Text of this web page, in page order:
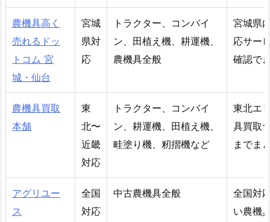
農機具高く
売れるドッ
トコム 宮
城・仙台
宮城
県対
応
トラクター、コンバイ
ン、田植え機、耕運機、
農機具全般
宮城県
応サー
確認で
農機具買取
本舗
東
北〜
近畿
対応
トラクター、コンバイ
ン、耕運機、田植え機、
畦塗り機、籾摺機など
東北エ
具買取
までま
アグリユー
ス
全国
対応
中古農機具全般
全国対
い農機